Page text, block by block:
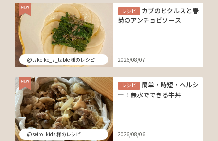
@takeike_a_table 様のレシピ
レシピ
カブのピクルスと春
菊のアンチョビソース
2026/08/07
@seiro_kids 様のレシピ
レシピ
簡単・時短・ヘルシ
ー！無水でできる牛丼
2026/08/06